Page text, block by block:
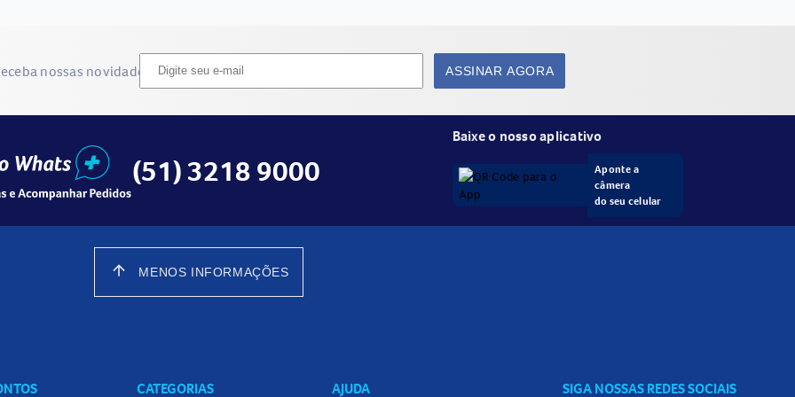
nossas novidades ASSINAR AGORA
(51) 3218 9000
Baixe o nosso aplicativo
Aponte a
câmera
do seu celular
arrow_upward MENOS INFORMAÇÕES
CATEGORIAS AJUDA SIGA NOSSAS REDES SOCIAIS